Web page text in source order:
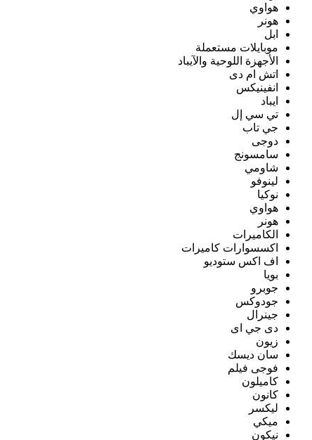
هواوي
هونر
ابل
موبايلات مستعملة
الأجهزة اللوحية والآيباد
اتش ام دى
انفينيكس
ايباد
تي سي إل
جي تاب
دوجى
سامسونج
شاومي
لينوفو
نوكيا
هواوي
هونر
الكاميرات
اكسسوارات كاميرات
اف اكس ستوديو
بويا
جوبرو
جودوكس
جينرال
دى جي اى
زيون
سان ديسك
فوجى فيلم
كاميلون
كانون
ليكسر
ميكي
نيكون